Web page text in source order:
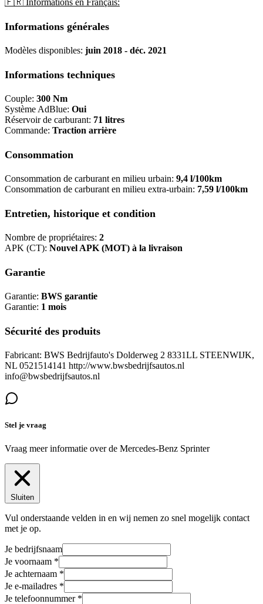
🇫🇷 Informations en Français:
Informations générales
Modèles disponibles: juin 2018 - déc. 2021
Informations techniques
Couple: 300 Nm
Système AdBlue: Oui
Réservoir de carburant: 71 litres
Commande: Traction arrière
Consommation
Consommation de carburant en milieu urbain: 9,4 l/100km
Consommation de carburant en milieu extra-urbain: 7,59 l/100km
Entretien, historique et condition
Nombre de propriétaires: 2
APK (CT): Nouvel APK (MOT) à la livraison
Garantie
Garantie: BWS garantie
Garantie: 1 mois
Sécurité des produits
Fabricant: BWS Bedrijfauto's Dolderweg 2 8331LL STEENWIJK,
NL 0521514141 http://www.bwsbedrijfsautos.nl
info@bwsbedrijfsautos.nl
Stel je vraag
Vraag meer informatie over de Mercedes-Benz Sprinter
Sluiten
Vul onderstaande velden in en wij nemen zo snel mogelijk contact
met je op.
Je bedrijfsnaam
Je voornaam
Je achternaam
Je e-mailadres
Je telefoonnummer